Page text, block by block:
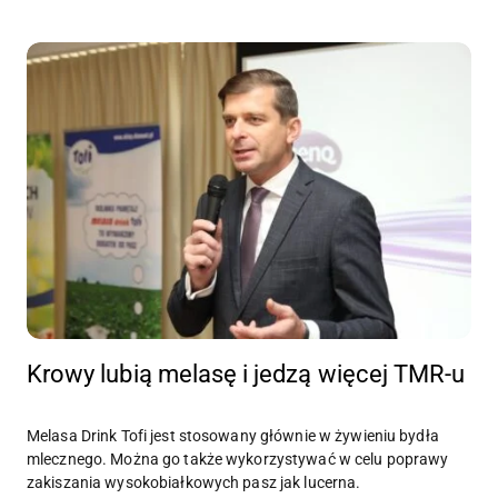
Krowy lubią melasę i jedzą więcej TMR-u
Melasa Drink Tofi jest stosowany głównie w żywieniu bydła
mlecznego. Można go także wykorzystywać w celu poprawy
zakiszania wysokobiałkowych pasz jak lucerna.